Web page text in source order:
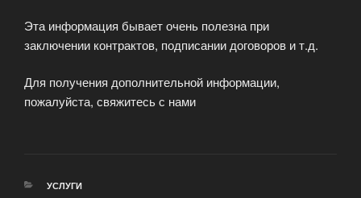
Эта информация бывает очень полезна при
заключении контрактов, подписании договоров и т.д.
Для получения дополнительной информации,
пожалуйста, свяжитесь с нами
РУБРИКИ
УСЛУГИ